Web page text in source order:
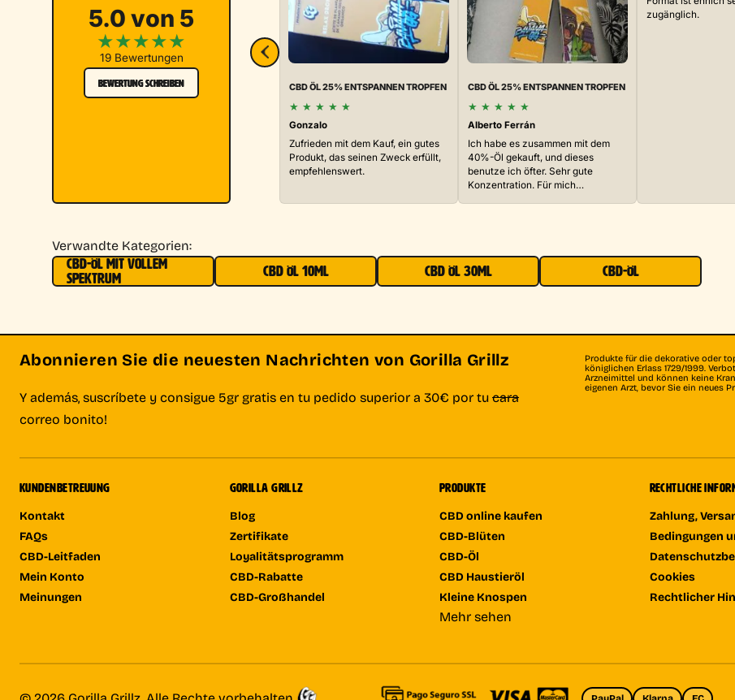
5.0 von 5
★★★★★
19 Bewertungen
BEWERTUNG SCHREIBEN CBD ÖL 25% ENTSPANNEN TROPFEN
★ ★ ★ ★ ★
Gonzalo
Zufrieden mit dem Kauf, ein gutes
Produkt, das seinen Zweck erfüllt,
empfehlenswert.
CBD ÖL 25% ENTSPANNEN TROPFEN
★ ★ ★ ★ ★
Alberto Ferrán
Ich habe es zusammen mit dem
40%-Öl gekauft, und dieses
benutze ich öfter. Sehr gute
Konzentration. Für mich…
zugänglich.
Verwandte Kategorien:
CBD-ÖL MIT VOLLEM
SPEKTRUM
CBD ÖL 10ML CBD ÖL 30ML CBD-ÖL
Abonnieren Sie die neuesten Nachrichten von Gorilla Grillz
Y además, suscríbete y consigue 5gr gratis en tu pedido superior a 30€ por tucara
correo bonito!
Produkte für die dekorative oder
königlichen Erlass 1729/1999.
Arzneimittel und können keine
eigenen Arzt, bevor Sie ein neues
KUNDENBETREUUNG
Kontakt
FAQs
CBD-Leitfaden
Mein Konto
Meinungen
GORILLA GRILLZ
Blog
Zertifikate
Loyalitätsprogramm
CBD-Rabatte
CBD-Großhandel
PRODUKTE
CBD online kaufen
CBD-Blüten
CBD-Öl
CBD Haustieröl
Kleine Knospen
Mehr sehen
RECHTLICHE
Zahlung,
Bedingungen
Cookies
Rechtlicher